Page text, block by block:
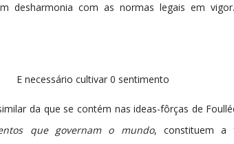
desharmonia com as normas legais em
E necessário cultivar 0 sentimento
da que se contém nas ideas-fôrças de
que governam o mundo, constituem a